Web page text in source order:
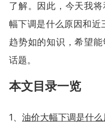
了解。因此，今天我
幅下调是什么原因和
趋势如的知识，希望
话题。
本文目录一览
1、 油价大幅下调是什么